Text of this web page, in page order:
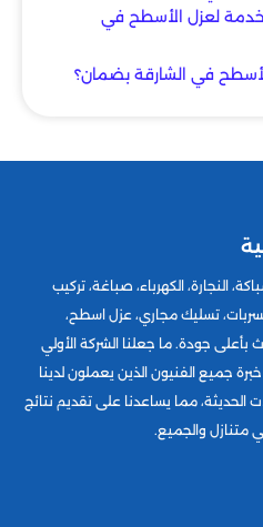
لعزل الأسطح في
في الشارقة بضمان؟
النجارة، الكهرباء، صباغة، تركيب
تسليك مجاري، عزل اسطح،
بأعلى جودة. ما جعلنا الشركة الأولي
جميع الفنيون الذين يعملون لدينا
الحديثة، مما يساعدنا على تقديم نتائج
والجميع.